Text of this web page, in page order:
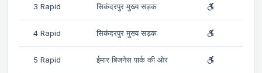
3 Rapid सिकंदरपुर मुख्य सड़क
4 Rapid सिकंदरपुर मुख्य सड़क
5 Rapid ईमार बिजनेस पार्क की ओर